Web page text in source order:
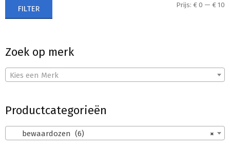
FILTER Prijs: € 0 — € 10
Zoek op merk
Kies een Merk
Productcategorieën
×
bewaardozen (6)